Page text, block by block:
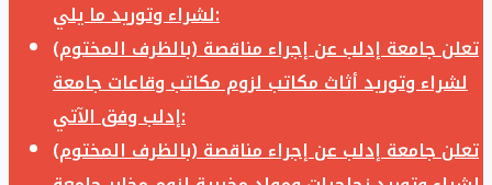
لشراء وتوريد ما يلي:
تعلن جامعة إدلب عن إجراء مناقصة (بالظرف المختوم)
لشراء وتوريد أثاث مكاتب لزوم مكاتب وقاعات جامعة
إدلب وفق الآتي:
تعلن جامعة إدلب عن إجراء مناقصة (بالظرف المختوم)